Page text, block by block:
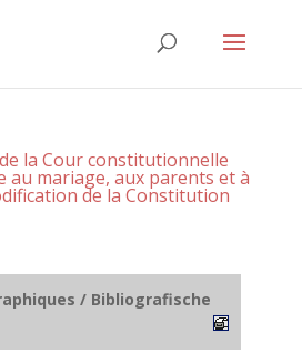
la Cour constitutionnelle
au mariage, aux parents et à
de la Constitution
/ Bibliografische